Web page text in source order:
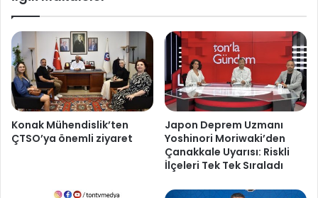
Konak Mühendislik’ten
ÇTSO’ya önemli ziyaret
Japon Deprem Uzmanı
Yoshinori Moriwaki’den
Çanakkale Uyarısı: Riskli
İlçeleri Tek Tek Sıraladı